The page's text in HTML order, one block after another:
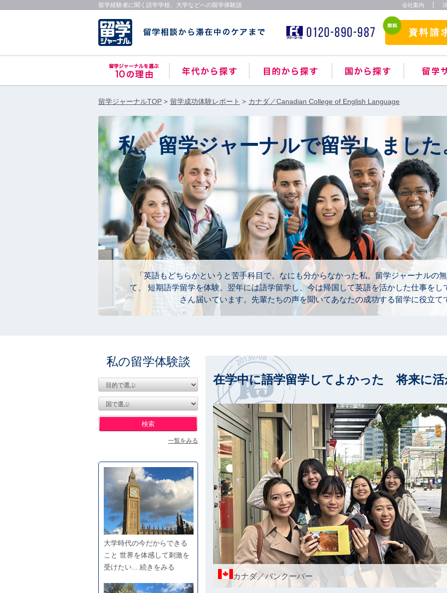
留学経験者に聞く語学学校、大学などへの留学体験談 会社案内
資料請
留学ジャーナルTOP 留学成功体験レポート カナダ／Canadian College of English Language
私、留学ジャーナルで留学しました
「英語もどちらかというと苦手科目で、なにも分からなかった私。留学ジャーナルの
て、 短期語学留学を体験。翌年には語学留学し、今は帰国して英語を活かした仕事をし
さん届いています。先輩たちの声を聞いてあなたの成功する留学に役立て
私の留学体験談
一覧をみる
大学時代の今だからできる
こと 世界を体感して刺激を
受けたい... 続きをみる
在学中に語学留学してよかった 将来に
カナダ／バンクーバー